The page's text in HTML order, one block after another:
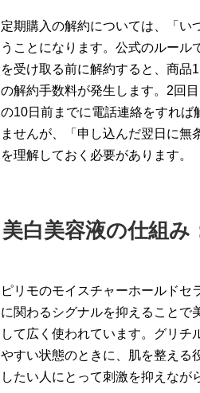
定期購入の解約については、「い
うことになります。公式のルール
を受け取る前に解約すると、商品
の解約手数料が発生します。2回
の10日前までに電話連絡をすれば
ませんが、「申し込んだ翌日に無
を理解しておく必要があります。
美白美容液の仕組
ピリモのモイスチャーホールド
に関わるシグナルを抑えることで
して広く使われています。グリ
やすい状態のときに、肌を整える
したい人にとって刺激を抑えなが